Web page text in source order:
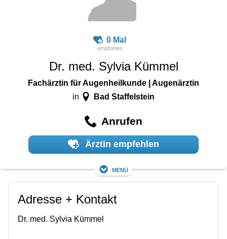
0 Mal
Dr. med. Sylvia Kümmel
Fachärztin für Augenheilkunde | Augenärztin
in Bad Staffelstein
Anrufen
Ärztin empfehlen
Menü
Adresse + Kontakt
Dr. med. Sylvia Kümmel